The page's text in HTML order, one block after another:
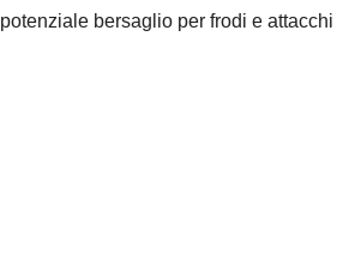
bersaglio per frodi e attacchi